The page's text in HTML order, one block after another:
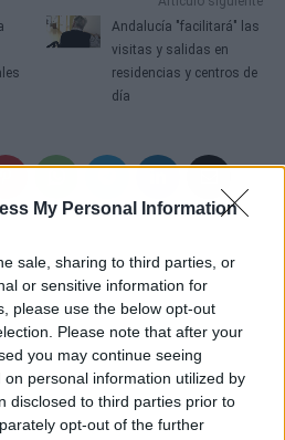
My Personal Information
sale, sharing to third parties, or
or sensitive information for
please use the below opt-out
Please note that after your
you may continue seeing
personal information utilized by
disclosed to third parties prior to
opt-out of the further
Andalucía "facilitará" las
visitas y salidas en
residencias y centros de
día